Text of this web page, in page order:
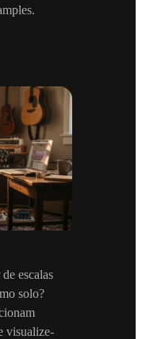
escalas
solo?
visualize-